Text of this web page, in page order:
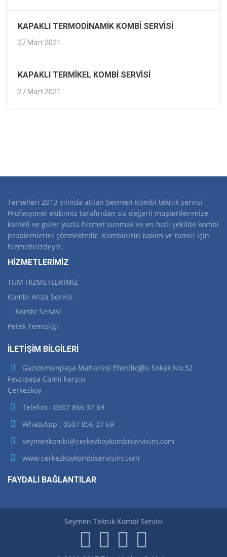
KAPAKLI TERMODINAMIK KOMBI SERVISI
27 Mart 2021
KAPAKLI TERMIKEL KOMBI SERVISI
27 Mart 2021
Temelleri 2013 yılında atılan Seymen Kombi teknik servisi
Profesyonel ekibimiz tarafından siz değerli müşterilerimize
kaliteli ve güler yüzlü hizmet sunmak ve en hızlı şekilde kombi
problemlerini çözmektedir. Kombinizin bakım ve tamiri için
hizmetinizdeyiz.
HİZMETLERİMİZ
TÜM HİZMETLERİMİZ
Kombi Arıza Servisi
Kombi Servisi
Petek Temizliği
İLETİŞİM BİLGİLERİ
Gaziosmanpaşa Mahallesi Efendioğlu Sokak No:32
Fevzipaşa Camii karşısı
Çerkezköy
Telefon : 0507 856 37 69
WhatsApp : 0507 856 37 69
seymenkombi@cerkezkoykombiservisim.com
www.cerkezkoykombiservisim.com
FAYDALI BAĞLANTILAR
Seymen Teknik Kombi Servisi